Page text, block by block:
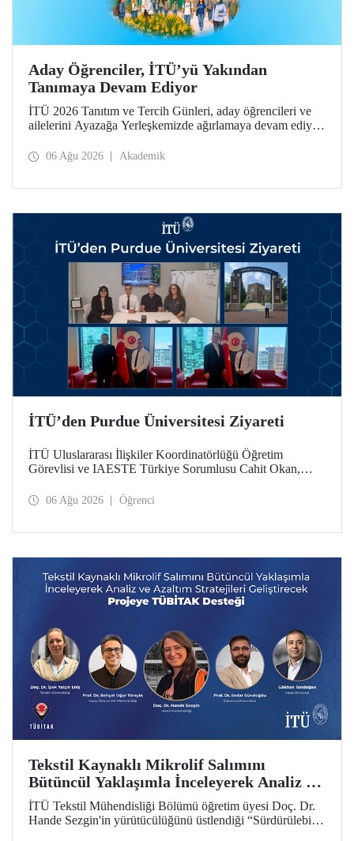
Aday Öğrenciler, İTÜ’yü Yakından
Tanımaya Devam Ediyor
İTÜ 2026 Tanıtım ve Tercih Günleri, aday öğrencileri ve
ailelerini Ayazağa Yerleşkemizde ağırlamaya devam ediyor.
ilgili fakülte ve birimler adaylara bilgi vermeye devam
06 Ağu 2026 Akademik
İTÜ’den Purdue Üniversitesi Ziyareti
İTÜ Uluslararası İlişkiler Koordinatörlüğü Öğretim
Görevlisi ve IAESTE Türkiye Sorumlusu Cahit Okan,
Temmuz tarihlerinde ABD’de dünyanın önde gelen
06 Ağu 2026 Öğrenci
Tekstil Kaynaklı Mikrolif Salımını
Bütüncül Yaklaşımla İnceleyerek Analiz ve
Azaltım Stratejileri Geliştirecek Projeye
TÜBİTAK Desteği
İTÜ Tekstil Mühendisliği Bölümü öğretim üyesi Doç. Dr.
Hande Sezgin'in yürütücülüğünü üstlendiği “Sürdürülebilir